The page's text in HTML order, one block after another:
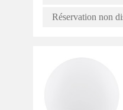
Réservation non